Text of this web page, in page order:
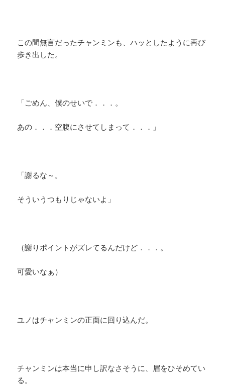
この間無言だったチャンミンも、ハッとしたように再び
歩き出した。
「ごめん、僕のせいで．．．。
あの．．．空腹にさせてしまって．．．」
「謝るな～。
そういうつもりじゃないよ」
（謝りポイントがズレてるんだけど．．．。
可愛いなぁ）
ユノはチャンミンの正面に回り込んだ。
チャンミンは本当に申し訳なさそうに、眉をひそめてい
る。